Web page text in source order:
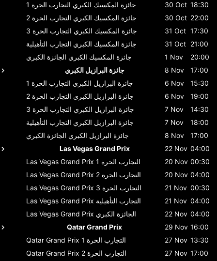
جائزة المكسيك الكبري التجارب الحرة 1 30 Oct 18:30
جائزة المكسيك الكبري التجارب الحرة 2 30 Oct 22:00
جائزة المكسيك الكبري التجارب الحرة 3 31 Oct 17:30
جائزة المكسيك الكبري التجارب التأهيلية 31 Oct 21:00
جائزة المكسيك الكبري الجائزة الكبري 1 Nov
20:00
جائزة البرازيل الكبري
8 Nov
17:00
جائزة البرازيل الكبري التجارب الحرة 1 6 Nov
15:30
جائزة البرازيل الكبري التجارب الحرة 2 6 Nov
19:00
جائزة البرازيل الكبري التجارب الحرة 3 7 Nov
14:30
جائزة البرازيل الكبري التجارب التأهيلية 7 Nov
18:00
جائزة البرازيل الكبري الجائزة الكبري 8 Nov
17:00
Las Vegas Grand Prix
22 Nov 04:00
Las Vegas Grand Prix
التجارب الحرة 1 20 Nov 00:30
Las Vegas Grand Prix
التجارب الحرة 2 20 Nov 04:00
Las Vegas Grand Prix
التجارب الحرة 3 21 Nov 00:30
Las Vegas Grand Prix التجارب التأهيلية 21 Nov 04:00
Las Vegas Grand Prix الجائزة الكبري 22 Nov 04:00
Qatar Grand Prix
29 Nov 16:00
Qatar Grand Prix
التجارب الحرة 1 27 Nov 13:30
Qatar Grand Prix
التجارب الحرة 2 27 Nov 17:00